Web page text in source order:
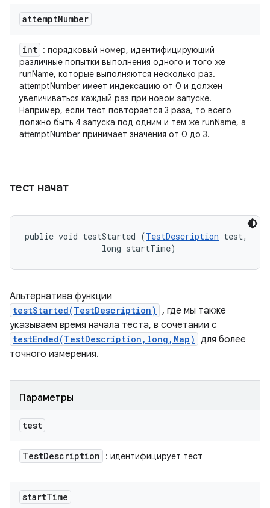
attemptNumber
int : порядковый номер, идентифицирующий
различные попытки выполнения одного и того же
runName, которые выполняются несколько раз.
attemptNumber имеет индексацию от 0 и должен
увеличиваться каждый раз при новом запуске.
Например, если тест повторяется 3 раза, то всего
должно быть 4 запуска под одним и тем же runName, а
attemptNumber принимает значения от 0 до 3.
тест начат
public void testStarted (TestDescription test,
                long startTime)
Альтернатива функции
testStarted(TestDescription) , где мы также
указываем время начала теста, в сочетании с
testEnded(TestDescription,long,Map) для более
точного измерения.
Параметры
test
TestDescription : идентифицирует тест
startTime